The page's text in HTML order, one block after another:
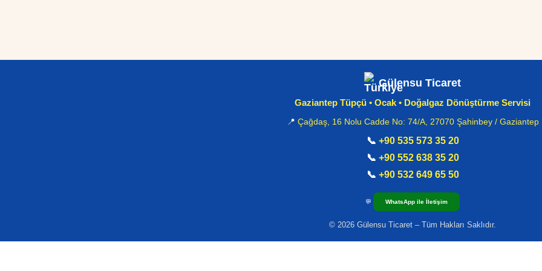
Gülensu Ticaret
Gaziantep Tüpçü • Ocak • Doğalgaz Dönüştürme Servisi
📍 Çağdaş, 16 Nolu Cadde No: 74/A, 27070 Şahinbey / Gaziantep
📞 +90 535 573 35 20
📞 +90 552 638 35 20
📞 +90 532 649 65 50
💬 WhatsApp ile İletişim
© 2026 Gülensu Ticaret – Tüm Hakları Saklıdır.